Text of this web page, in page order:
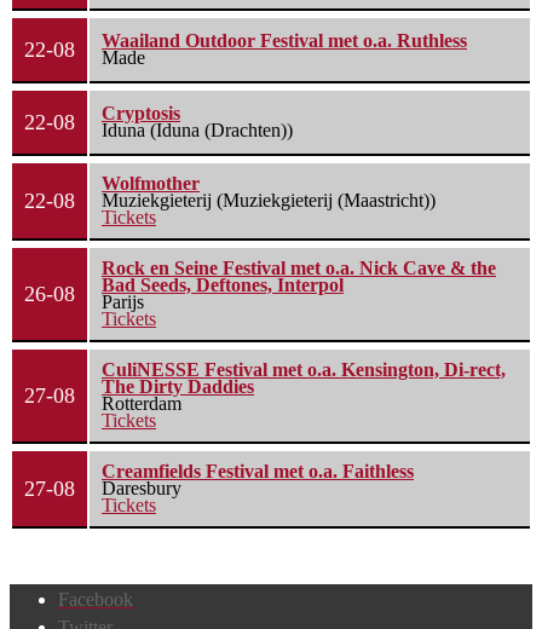
22-08
Waailand Outdoor Festival met o.a. Ruthless
Made
22-08
Cryptosis
Iduna (Iduna (Drachten))
22-08
Wolfmother
Muziekgieterij (Muziekgieterij (Maastricht))
Tickets
26-08
Rock en Seine Festival met o.a. Nick Cave & the
Bad Seeds, Deftones, Interpol
Parijs
Tickets
27-08
CuliNESSE Festival met o.a. Kensington, Di-rect,
The Dirty Daddies
Rotterdam
Tickets
27-08
Creamfields Festival met o.a. Faithless
Daresbury
Tickets
Facebook